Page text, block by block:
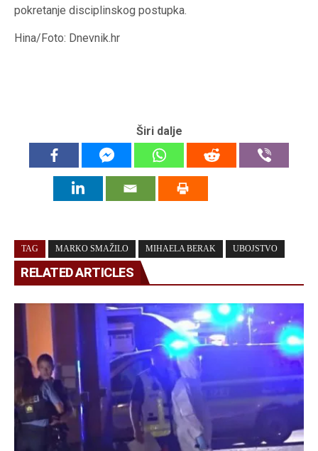
pokretanje disciplinskog postupka.
Hina/Foto: Dnevnik.hr
Širi dalje
TAG MARKO SMAŽILO MIHAELA BERAK UBOJSTVO
RELATED ARTICLES